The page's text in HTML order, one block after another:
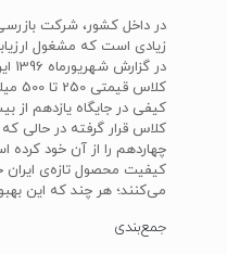
در داخل کشور، شرکت
زیادی است که مشغول
کیفی در جایگاه یازدهم از
کلاس قرار گرفته در حالی
چهاردهم را از آن خود
کیفیت محصول تازه‌ی ایران
می‌کنند؛ هر چند که این
جمع‌بندی